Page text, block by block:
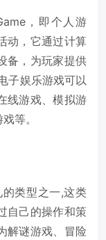
，即个人游
动，它通过计算
备，为玩家提供
子娱乐游戏可以
线游戏、模拟游
等。
类型之一,这类
自己的操作和策
解谜游戏、冒险